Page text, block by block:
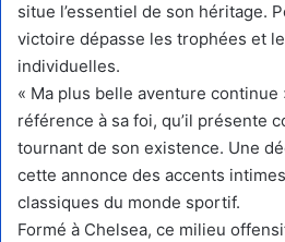
situe l’essentiel de son héritage.
victoire dépasse les trophées et
individuelles.
« Ma plus belle aventure
référence à sa foi, qu’il présente
tournant de son existence. Une
cette annonce des accents
classiques du monde sportif.
Formé à Chelsea, ce milieu